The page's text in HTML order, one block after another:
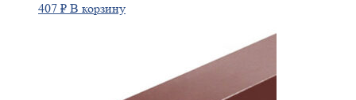
407 ₽ В корзину